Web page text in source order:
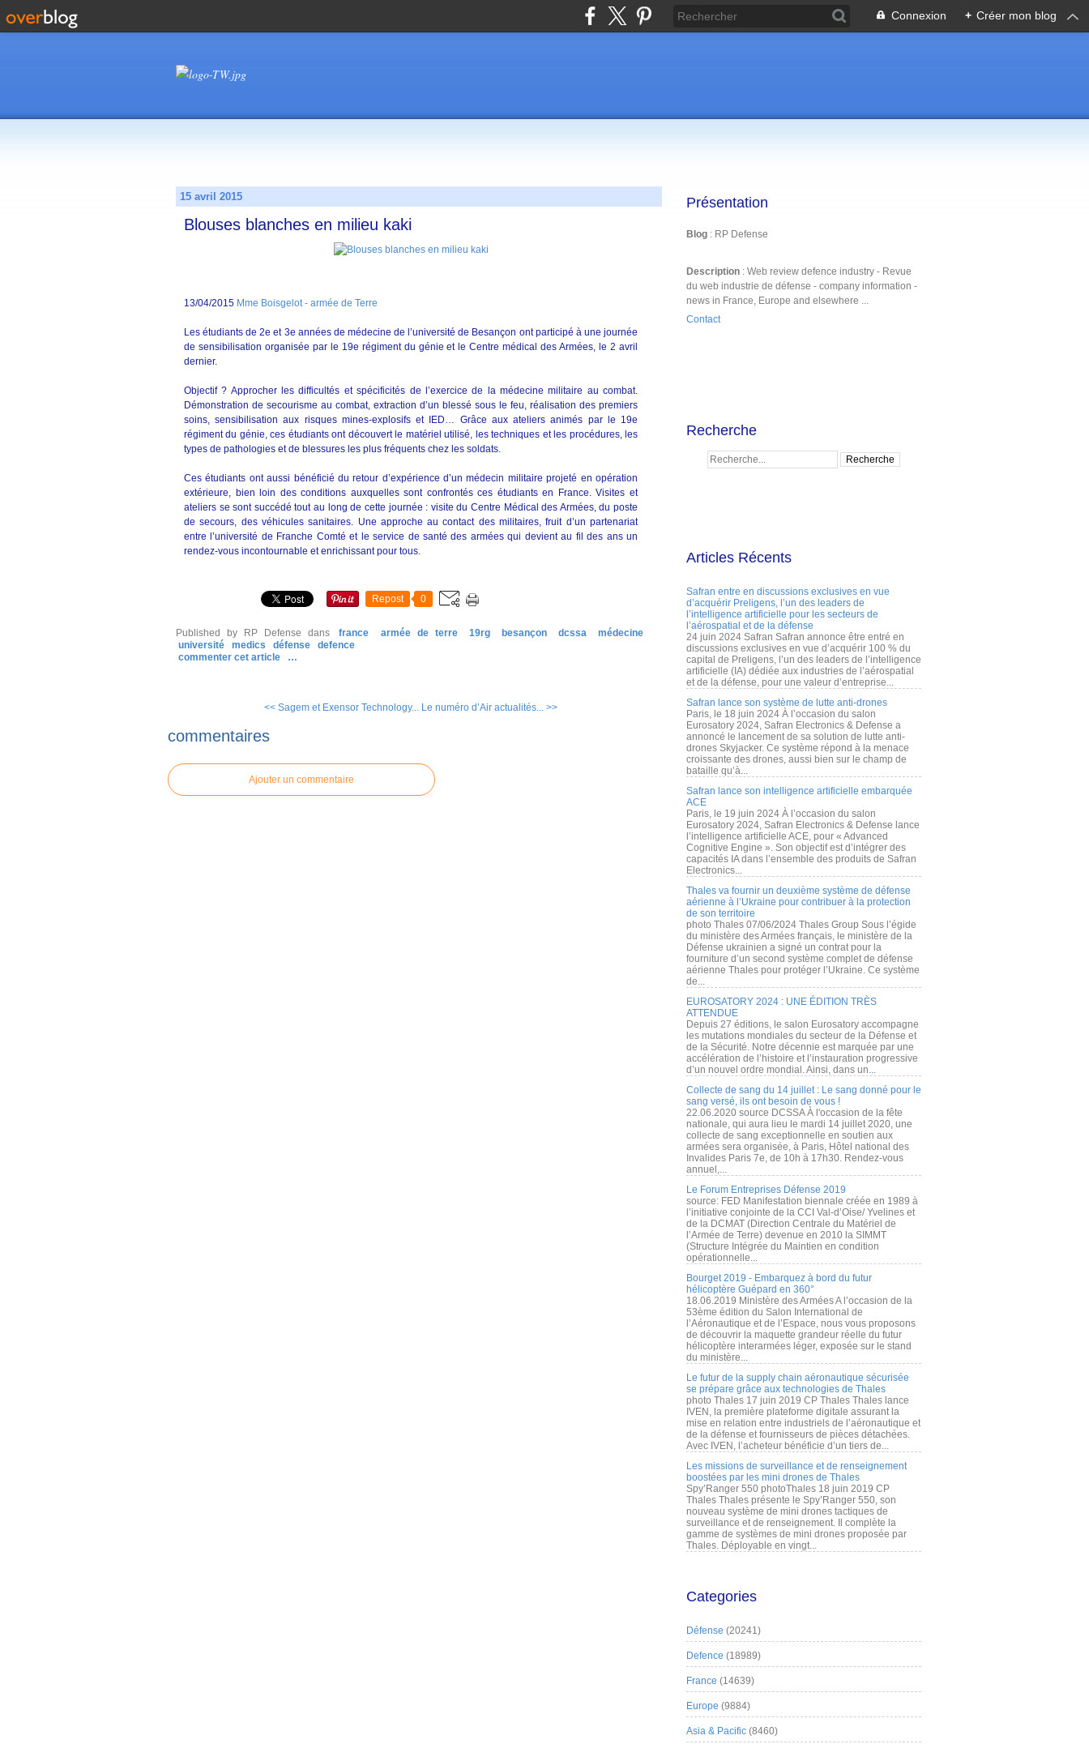
Connexion + Créer mon blog
15 avril 2015
Blouses blanches en milieu kaki
13/04/2015 Mme Boisgelot - armée de Terre
Les étudiants de 2e et 3e années de médecine de l’université de Besançon ont participé à une journée
de sensibilisation organisée par le 19e régiment du génie et le Centre médical des Armées, le 2 avril
dernier.
Objectif ? Approcher les difficultés et spécificités de l’exercice de la médecine militaire au combat.
Démonstration de secourisme au combat, extraction d’un blessé sous le feu, réalisation des premiers
soins, sensibilisation aux risques mines-explosifs et IED… Grâce aux ateliers animés par le 19e
régiment du génie, ces étudiants ont découvert le matériel utilisé, les techniques et les procédures, les
types de pathologies et de blessures les plus fréquents chez les soldats.
Ces étudiants ont aussi bénéficié du retour d’expérience d’un médecin militaire projeté en opération
extérieure, bien loin des conditions auxquelles sont confrontés ces étudiants en France. Visites et
ateliers se sont succédé tout au long de cette journée : visite du Centre Médical des Armées, du poste
de secours, des véhicules sanitaires. Une approche au contact des militaires, fruit d’un partenariat
entre l’université de Franche Comté et le service de santé des armées qui devient au fil des ans un
rendez-vous incontournable et enrichissant pour tous.
Repost 0
Published by RP Defense dans france armée de terre 19rg besançon dcssa
médecine
université
medics défense
defence
commenter cet article
…
<< Sagem et Exensor Technology... Le numéro d’Air actualités... >>
commentaires
Ajouter un commentaire
Présentation
Blog : RP Defense
Description : Web review defence industry - Revue
du web industrie de défense - company information -
news in France, Europe and elsewhere ...
Contact
Recherche
Articles Récents
Safran entre en discussions exclusives en vue
d’acquérir Preligens, l’un des leaders de
l’intelligence artificielle pour les secteurs de
l’aérospatial et de la défense
24 juin 2024 Safran Safran annonce être entré en
discussions exclusives en vue d’acquérir 100 % du
capital de Preligens, l’un des leaders de l’intelligence
artificielle (IA) dédiée aux industries de l’aérospatial
et de la défense, pour une valeur d’entreprise...
Safran lance son système de lutte anti-drones
Paris, le 18 juin 2024 À l’occasion du salon
Eurosatory 2024, Safran Electronics & Defense a
annoncé le lancement de sa solution de lutte anti-
drones Skyjacker. Ce système répond à la menace
croissante des drones, aussi bien sur le champ de
bataille qu’à...
Safran lance son intelligence artificielle embarquée
ACE
Paris, le 19 juin 2024 À l’occasion du salon
Eurosatory 2024, Safran Electronics & Defense lance
l’intelligence artificielle ACE, pour « Advanced
Cognitive Engine ». Son objectif est d’intégrer des
capacités IA dans l’ensemble des produits de Safran
Electronics...
Thales va fournir un deuxième système de défense
aérienne à l’Ukraine pour contribuer à la protection
de son territoire
photo Thales 07/06/2024 Thales Group Sous l’égide
du ministère des Armées français, le ministère de la
Défense ukrainien a signé un contrat pour la
fourniture d’un second système complet de défense
aérienne Thales pour protéger l’Ukraine. Ce système
de...
EUROSATORY 2024 : UNE ÉDITION TRÈS
ATTENDUE
Depuis 27 éditions, le salon Eurosatory accompagne
les mutations mondiales du secteur de la Défense et
de la Sécurité. Notre décennie est marquée par une
accélération de l’histoire et l’instauration progressive
d’un nouvel ordre mondial. Ainsi, dans un...
Collecte de sang du 14 juillet : Le sang donné pour le
sang versé, ils ont besoin de vous !
22.06.2020 source DCSSA À l'occasion de la fête
nationale, qui aura lieu le mardi 14 juillet 2020, une
collecte de sang exceptionnelle en soutien aux
armées sera organisée, à Paris, Hôtel national des
Invalides Paris 7e, de 10h à 17h30. Rendez-vous
annuel,...
Le Forum Entreprises Défense 2019
source: FED Manifestation biennale créée en 1989 à
l’initiative conjointe de la CCI Val-d’Oise/ Yvelines et
de la DCMAT (Direction Centrale du Matériel de
l’Armée de Terre) devenue en 2010 la SIMMT
(Structure Intégrée du Maintien en condition
opérationnelle...
Bourget 2019 - Embarquez à bord du futur
hélicoptère Guépard en 360°
18.06.2019 Ministère des Armées A l’occasion de la
53ème édition du Salon International de
l’Aéronautique et de l’Espace, nous vous proposons
de découvrir la maquette grandeur réelle du futur
hélicoptère interarmées léger, exposée sur le stand
du ministère...
Le futur de la supply chain aéronautique sécurisée
se prépare grâce aux technologies de Thales
photo Thales 17 juin 2019 CP Thales Thales lance
IVEN, la première plateforme digitale assurant la
mise en relation entre industriels de l’aéronautique et
de la défense et fournisseurs de pièces détachées.
Avec IVEN, l’acheteur bénéficie d’un tiers de...
Les missions de surveillance et de renseignement
boostées par les mini drones de Thales
Spy’Ranger 550 photoThales 18 juin 2019 CP
Thales Thales présente le Spy’Ranger 550, son
nouveau système de mini drones tactiques de
surveillance et de renseignement. Il complète la
gamme de systèmes de mini drones proposée par
Thales. Déployable en vingt...
Categories
Défense (20241)
Defence (18989)
France (14639)
Europe (9884)
Asia & Pacific (8460)